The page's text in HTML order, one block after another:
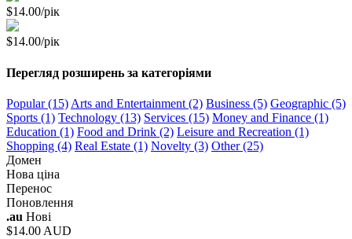
$14.00/рік
$14.00/рік
Перегляд розширень за категоріями
Popular (15) Arts and Entertainment (2) Business (5) Geographic (5)
Sports (1) Technology (13) Services (15) Money and Finance (1)
Education (1) Food and Drink (2) Leisure and Recreation (1)
Shopping (4) Real Estate (1) Novelty (3) Other (25)
Домен
Нова ціна
Перенос
Поновлення
.au Нові
$14.00 AUD